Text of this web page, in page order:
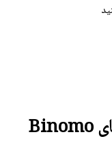
چگونه یکی از زیرمجموعه های Binomo